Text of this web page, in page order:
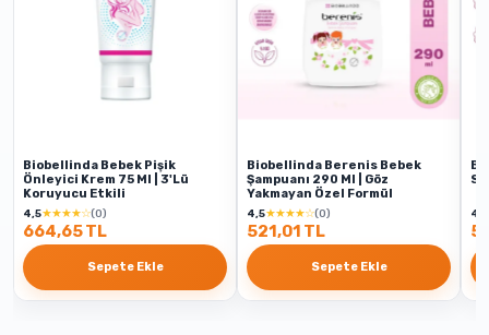
Biobellinda Bebek Pişik
Önleyici Krem 75 Ml | 3'Lü
Koruyucu Etkili
4,5★★★★☆(0)
664,65 TL
Sepete Ekle
Biobellinda Berenis Bebek
Şampuanı 290 Ml | Göz
Yakmayan Özel Formül
4,5★★★★☆(0)
521,01 TL
Sepete Ekle
4,5